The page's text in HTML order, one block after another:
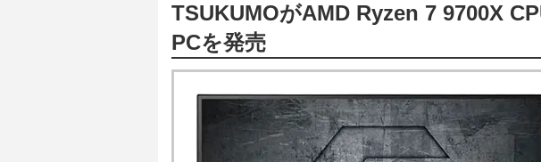
TSUKUMOがAMD Ryzen 7 9700X
PCを発売